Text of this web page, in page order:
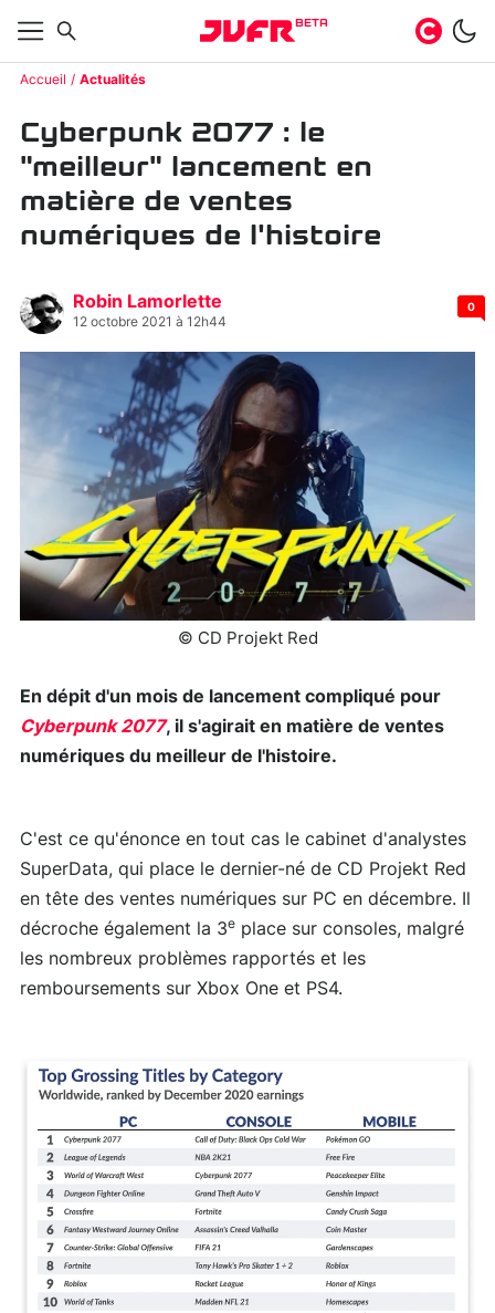
BETA
Accueil Actualités
Cyberpunk 2077 : le
"meilleur" lancement en
matière de ventes
numériques de l'histoire
Robin Lamorlette
12 octobre 2021 à 12h44
0
© CD Projekt Red
En dépit d'un mois de lancement compliqué pour
Cyberpunk 2077, il s'agirait en matière de ventes
numériques du meilleur de l'histoire.
C'est ce qu'énonce en tout cas le cabinet d'analystes
SuperData, qui place le dernier-né de CD Projekt Red
en tête des ventes numériques sur PC en décembre. Il
décroche également la 3e place sur consoles, malgré
les nombreux problèmes rapportés et les
remboursements sur Xbox One et PS4.